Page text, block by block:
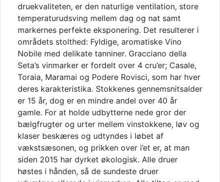
druekvaliteten, er den naturlige ventilation, store
temperaturudsving mellem dag og nat samt
markernes perfekte eksponering. Det resulterer i
områdets stolthed: Fyldige, aromatiske Vino
Nobile med delikate tanniner. Gracciano della
Seta’s vinmarker er fordelt over 4 cru’er; Casale,
Toraia, Maramai og Podere Rovisci, som har hver
deres karakteristika. Stokkenes gennemsnitsalder
er 15 år, dog er en mindre andel over 40 år
gamle. For at holde udbytterne nede gror der
bælgfrugter og urter mellem vinstokkene, løv og
klaser beskæres og udtyndes i løbet af
vækstsæsonen, og prikken over i’et er, at man
siden 2015 har dyrket økologisk. Alle druer
høstes i hånden, så de sundeste druer